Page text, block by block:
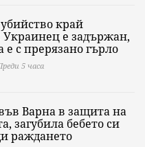
край
Украинец е задържан,
е с прерязано гърло
5 часа
Варна в защита на
загубила бебето си
раждането